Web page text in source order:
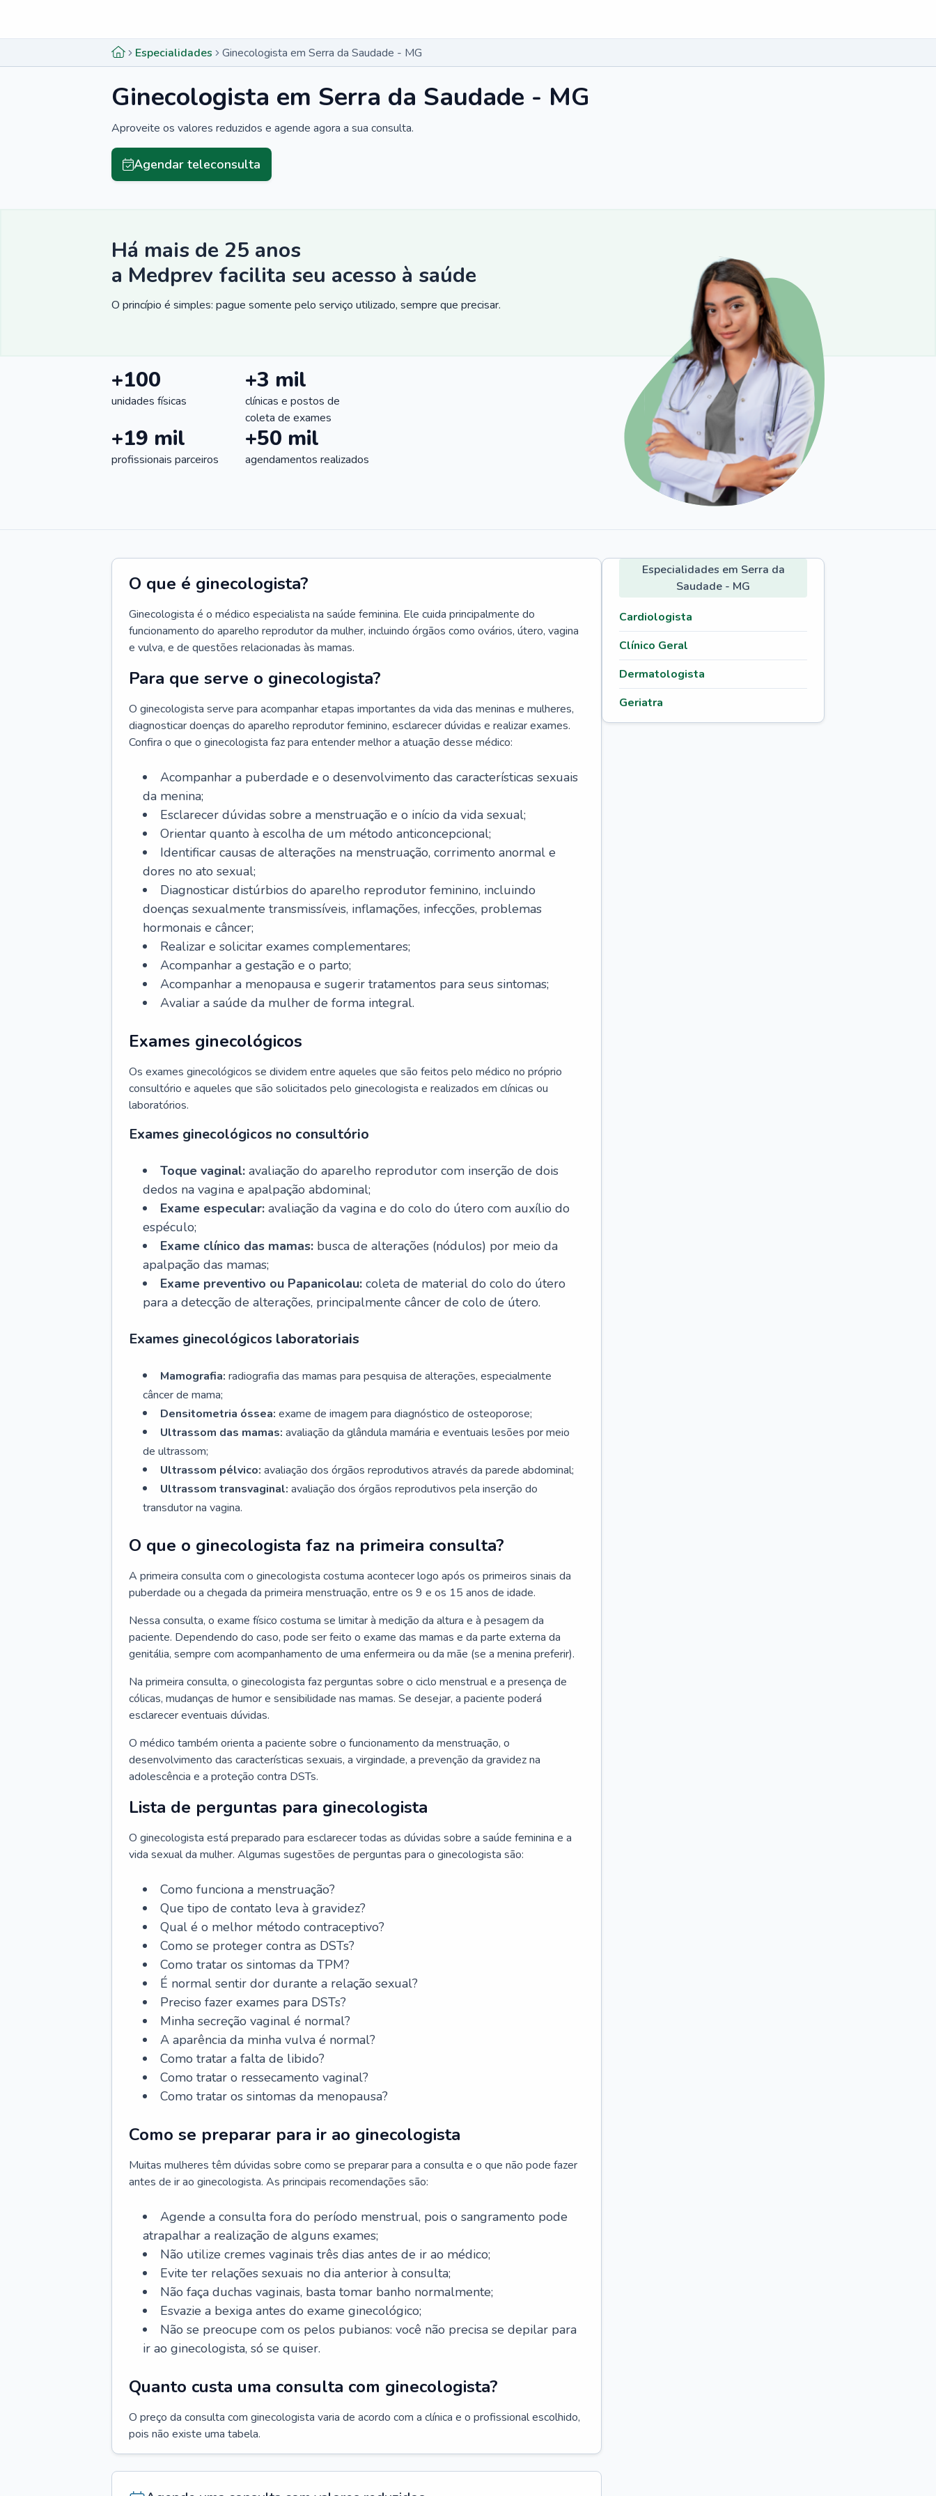
Especialidades Ginecologista em Serra da Saudade - MG
Ginecologista em Serra da Saudade - MG
Aproveite os valores reduzidos e agende agora a sua consulta.
Agendar teleconsulta
Há mais de 25 anos
a Medprev facilita seu acesso à saúde
O princípio é simples: pague somente pelo serviço utilizado, sempre que precisar.
+100
unidades físicas
+3 mil
clínicas e postos de
coleta de exames
+19 mil
profissionais parceiros
+50 mil
agendamentos realizados
O que é ginecologista?
Ginecologista é o médico especialista na saúde feminina. Ele cuida principalmente do
funcionamento do aparelho reprodutor da mulher, incluindo órgãos como ovários, útero, vagina
e vulva, e de questões relacionadas às mamas.
Para que serve o ginecologista?
O ginecologista serve para acompanhar etapas importantes da vida das meninas e mulheres,
diagnosticar doenças do aparelho reprodutor feminino, esclarecer dúvidas e realizar exames.
Confira o que o ginecologista faz para entender melhor a atuação desse médico:
Acompanhar a puberdade e o desenvolvimento das características sexuais
da menina;
Esclarecer dúvidas sobre a menstruação e o início da vida sexual;
Orientar quanto à escolha de um método anticoncepcional;
Identificar causas de alterações na menstruação, corrimento anormal e
dores no ato sexual;
Diagnosticar distúrbios do aparelho reprodutor feminino, incluindo
doenças sexualmente transmissíveis, inflamações, infecções, problemas
hormonais e câncer;
Realizar e solicitar exames complementares;
Acompanhar a gestação e o parto;
Acompanhar a menopausa e sugerir tratamentos para seus sintomas;
Avaliar a saúde da mulher de forma integral.
Exames ginecológicos
Os exames ginecológicos se dividem entre aqueles que são feitos pelo médico no próprio
consultório e aqueles que são solicitados pelo ginecologista e realizados em clínicas ou
laboratórios.
Exames ginecológicos no consultório
Toque vaginal: avaliação do aparelho reprodutor com inserção de dois
dedos na vagina e apalpação abdominal;
Exame especular: avaliação da vagina e do colo do útero com auxílio do
espéculo;
Exame clínico das mamas: busca de alterações (nódulos) por meio da
apalpação das mamas;
Exame preventivo ou Papanicolau: coleta de material do colo do útero
para a detecção de alterações, principalmente câncer de colo de útero.
Exames ginecológicos laboratoriais
Mamografia: radiografia das mamas para pesquisa de alterações, especialmente
câncer de mama;
Densitometria óssea: exame de imagem para diagnóstico de osteoporose;
Ultrassom das mamas: avaliação da glândula mamária e eventuais lesões por meio
de ultrassom;
Ultrassom pélvico: avaliação dos órgãos reprodutivos através da parede abdominal;
Ultrassom transvaginal: avaliação dos órgãos reprodutivos pela inserção do
transdutor na vagina.
O que o ginecologista faz na primeira consulta?
A primeira consulta com o ginecologista costuma acontecer logo após os primeiros sinais da
puberdade ou a chegada da primeira menstruação, entre os 9 e os 15 anos de idade.
Nessa consulta, o exame físico costuma se limitar à medição da altura e à pesagem da
paciente. Dependendo do caso, pode ser feito o exame das mamas e da parte externa da
genitália, sempre com acompanhamento de uma enfermeira ou da mãe (se a menina preferir).
Na primeira consulta, o ginecologista faz perguntas sobre o ciclo menstrual e a presença de
cólicas, mudanças de humor e sensibilidade nas mamas. Se desejar, a paciente poderá
esclarecer eventuais dúvidas.
O médico também orienta a paciente sobre o funcionamento da menstruação, o
desenvolvimento das características sexuais, a virgindade, a prevenção da gravidez na
adolescência e a proteção contra DSTs.
Lista de perguntas para ginecologista
O ginecologista está preparado para esclarecer todas as dúvidas sobre a saúde feminina e a
vida sexual da mulher. Algumas sugestões de perguntas para o ginecologista são:
Como funciona a menstruação?
Que tipo de contato leva à gravidez?
Qual é o melhor método contraceptivo?
Como se proteger contra as DSTs?
Como tratar os sintomas da TPM?
É normal sentir dor durante a relação sexual?
Preciso fazer exames para DSTs?
Minha secreção vaginal é normal?
A aparência da minha vulva é normal?
Como tratar a falta de libido?
Como tratar o ressecamento vaginal?
Como tratar os sintomas da menopausa?
Como se preparar para ir ao ginecologista
Muitas mulheres têm dúvidas sobre como se preparar para a consulta e o que não pode fazer
antes de ir ao ginecologista. As principais recomendações são:
Agende a consulta fora do período menstrual, pois o sangramento pode
atrapalhar a realização de alguns exames;
Não utilize cremes vaginais três dias antes de ir ao médico;
Evite ter relações sexuais no dia anterior à consulta;
Não faça duchas vaginais, basta tomar banho normalmente;
Esvazie a bexiga antes do exame ginecológico;
Não se preocupe com os pelos pubianos: você não precisa se depilar para
ir ao ginecologista, só se quiser.
Quanto custa uma consulta com ginecologista?
O preço da consulta com ginecologista varia de acordo com a clínica e o profissional escolhido,
pois não existe uma tabela.
Especialidades em Serra da
Saudade - MG
Cardiologista
Clínico Geral
Dermatologista
Geriatra